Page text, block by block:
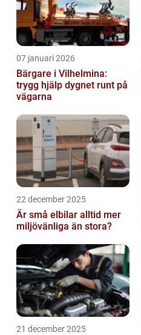
07 januari 2026
Bärgare i Vilhelmina:
trygg hjälp dygnet runt på
vägarna
22 december 2025
Är små elbilar alltid mer
miljövänliga än stora?
21 december 2025